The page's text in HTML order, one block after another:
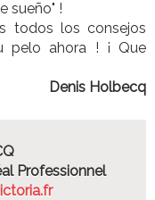
sueño" !
todos los consejos
pelo ahora ! ¡ Que
Denis Holbecq
Professionnel